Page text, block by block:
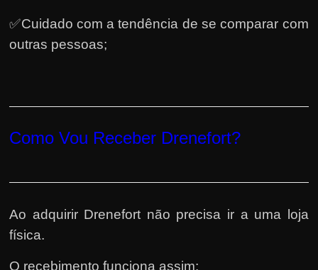
✅Cuidado com a tendência de se comparar com
outras pessoas;
Como Vou Receber Drenefort?
Ao adquirir Drenefort não precisa ir a uma loja
física.
O recebimento funciona assim: